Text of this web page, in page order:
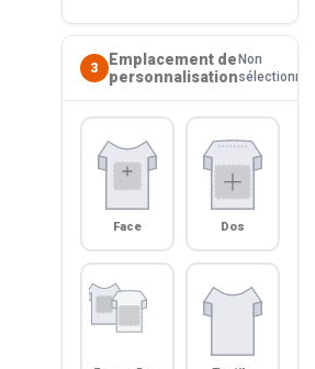
3
Emplacement de
personnalisation
Non
sélectionné
Face Dos